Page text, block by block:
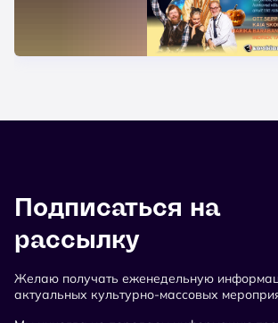
Подписаться на
рассылку
Желаю получать еженедельную
актуальных культурно-массовых